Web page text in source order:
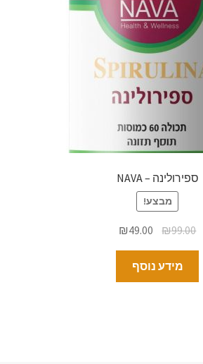
ספירולינה – NAVA
מבצע!
₪99.00
₪49.00
מידע נוסף